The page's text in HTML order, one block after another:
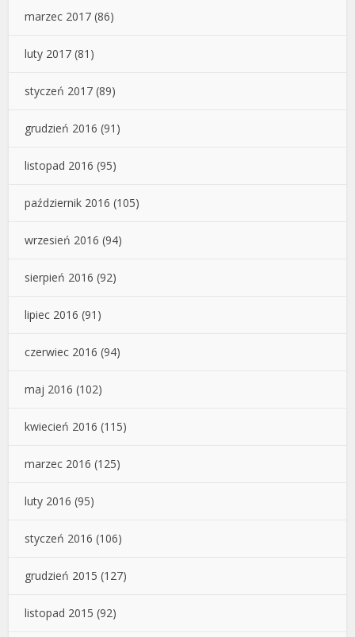
marzec 2017 (86)
luty 2017 (81)
styczeń 2017 (89)
grudzień 2016 (91)
listopad 2016 (95)
październik 2016 (105)
wrzesień 2016 (94)
sierpień 2016 (92)
lipiec 2016 (91)
czerwiec 2016 (94)
maj 2016 (102)
kwiecień 2016 (115)
marzec 2016 (125)
luty 2016 (95)
styczeń 2016 (106)
grudzień 2015 (127)
listopad 2015 (92)